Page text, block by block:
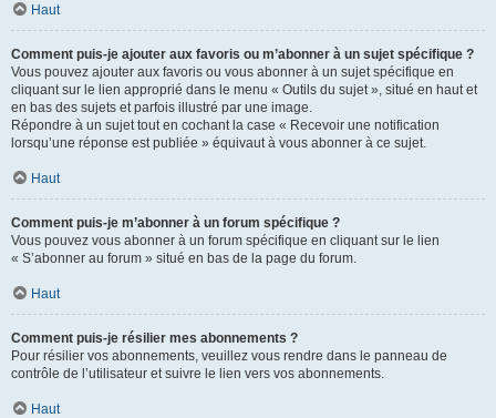
Haut
Comment puis-je ajouter aux favoris ou m’abonner à un sujet spécifique ?
Vous pouvez ajouter aux favoris ou vous abonner à un sujet spécifique en
cliquant sur le lien approprié dans le menu « Outils du sujet », situé en haut et
en bas des sujets et parfois illustré par une image.
Répondre à un sujet tout en cochant la case « Recevoir une notification
lorsqu’une réponse est publiée » équivaut à vous abonner à ce sujet.
Haut
Comment puis-je m’abonner à un forum spécifique ?
Vous pouvez vous abonner à un forum spécifique en cliquant sur le lien
« S’abonner au forum » situé en bas de la page du forum.
Haut
Comment puis-je résilier mes abonnements ?
Pour résilier vos abonnements, veuillez vous rendre dans le panneau de
contrôle de l’utilisateur et suivre le lien vers vos abonnements.
Haut